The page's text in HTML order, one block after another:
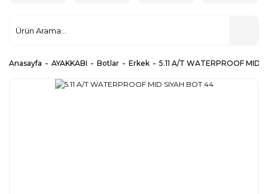
Anasayfa AYAKKABI Botlar Erkek 5.11 A/T WATERPROOF MID